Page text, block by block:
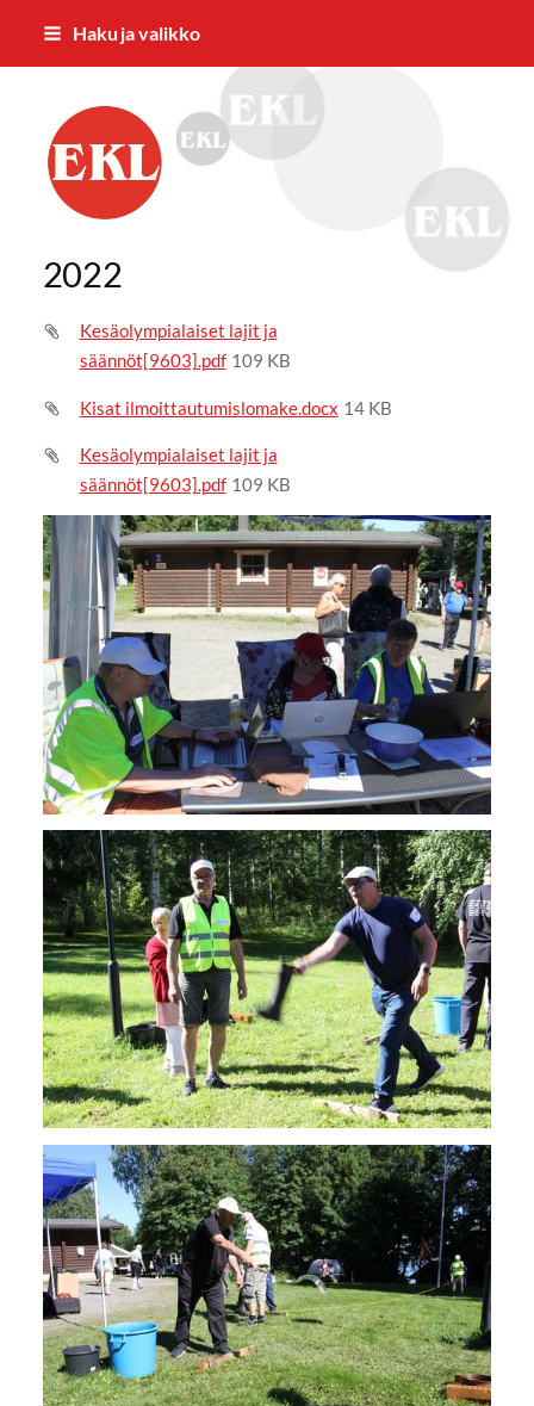
Siirry
Haku ja valikko
EKL:n Hämeen Piiri ry
2022
Kesäolympialaiset lajit ja
säännöt[9603].pdf 109 KB
Kisat ilmoittautumislomake.docx 14 KB
Kesäolympialaiset lajit ja
säännöt[9603].pdf 109 KB